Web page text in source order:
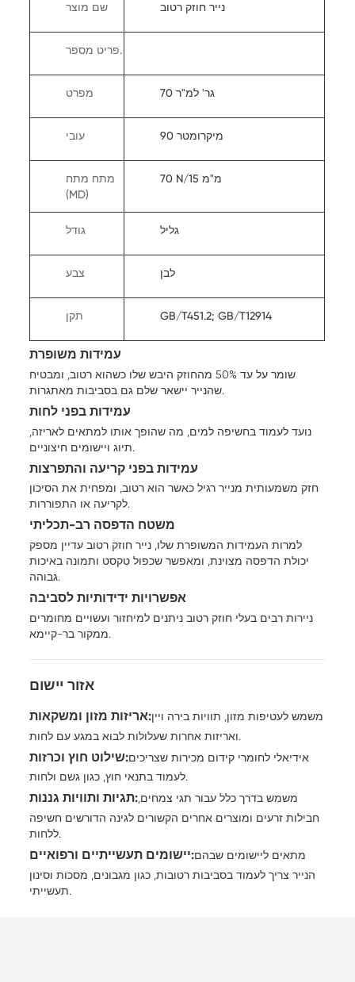
שם מוצר נייר חוזק רטוב
פריט מספר.
מפרט 70 גר' למ"ר
עובי 90 מיקרומטר
מתח מתח
(MD)
70 N/15 מ"מ
גודל גליל
צבע לבן
תקן GB/T451.2; GB/T12914
עמידות משופרת
שומר על עד 50% מהחוזק היבש שלו כשהוא רטוב, ומבטיח
שהנייר יישאר שלם גם בסביבות מאתגרות.
עמידות בפני לחות
נועד לעמוד בחשיפה למים, מה שהופך אותו למתאים לאריזה,
תיוג ויישומים חיצוניים.
עמידות בפני קריעה והתפרצות
חזק משמעותית מנייר רגיל כאשר הוא רטוב, ומפחית את הסיכון
לקריעה או התפוררות.
משטח הדפסה רב-תכליתי
למרות העמידות המשופרת שלו, נייר חוזק רטוב עדיין מספק
יכולת הדפסה מצוינת, ומאפשר שכפול טקסט ותמונה באיכות
גבוהה.
אפשרויות ידידותיות לסביבה
ניירות רבים בעלי חוזק רטוב ניתנים למיחזור ועשויים מחומרים
ממקור בר-קיימא.
אזור יישום
אריזות מזון ומשקאות:משמש לעטיפות מזון, תוויות בירה ויין
ואריזות אחרות שעלולות לבוא במגע עם לחות.
שילוט חוץ וכרזות:אידיאלי לחומרי קידום מכירות שצריכים
לעמוד בתנאי חוץ, כגון גשם ולחות.
תגיות ותוויות גננות:משמש בדרך כלל עבור תגי צמחים,
חבילות זרעים ומוצרים אחרים הקשורים לגינה הדורשים חשיפה
ללחות.
יישומים תעשייתיים ורפואיים:מתאים ליישומים שבהם
הנייר צריך לעמוד בסביבות רטובות, כגון מגבונים, מסכות וסינון
תעשייתי.